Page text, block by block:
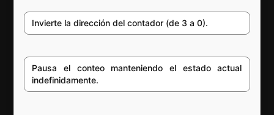
Invierte la dirección del contador (de 3 a 0).
Pausa el conteo manteniendo el estado actual
indefinidamente.